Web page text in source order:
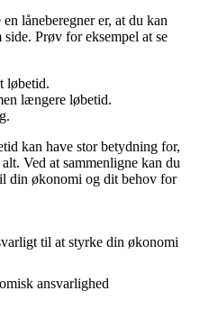
låneberegner er, at du kan
Prøv for eksempel at se
løbetid.
længere løbetid.
kan have stor betydning for,
Ved at sammenligne kan du
din økonomi og dit behov for
til at styrke din økonomi
ansvarlighed